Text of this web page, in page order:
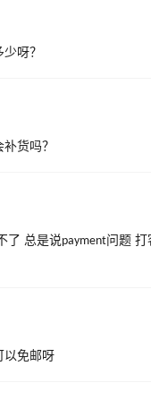
呀？
货吗？
了 总是说payment问题
以免邮呀